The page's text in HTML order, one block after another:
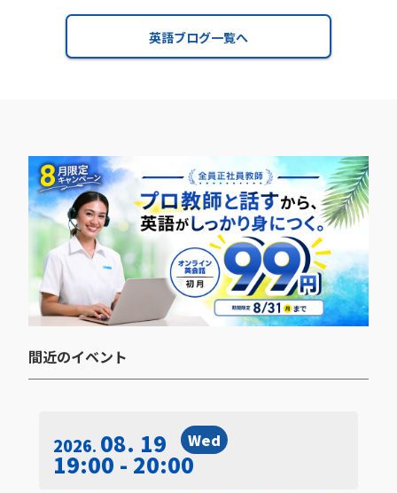
英語ブログ一覧へ
間近のイベント​
2026 08. 19 Wed
19:00 - 20:00